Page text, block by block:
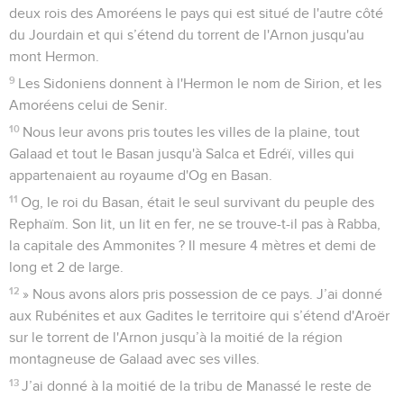
deux rois des Amoréens le pays qui est situé de l'autre côté
du Jourdain et qui s’étend du torrent de l'Arnon jusqu'au
mont Hermon.
9 Les Sidoniens donnent à l'Hermon le nom de Sirion, et les
Amoréens celui de Senir.
10 Nous leur avons pris toutes les villes de la plaine, tout
Galaad et tout le Basan jusqu'à Salca et Edréï, villes qui
appartenaient au royaume d'Og en Basan.
11 Og, le roi du Basan, était le seul survivant du peuple des
Rephaïm. Son lit, un lit en fer, ne se trouve-t-il pas à Rabba,
la capitale des Ammonites ? Il mesure 4 mètres et demi de
long et 2 de large.
12 » Nous avons alors pris possession de ce pays. J’ai donné
aux Rubénites et aux Gadites le territoire qui s’étend d'Aroër
sur le torrent de l'Arnon jusqu’à la moitié de la région
montagneuse de Galaad avec ses villes.
13 J’ai donné à la moitié de la tribu de Manassé le reste de